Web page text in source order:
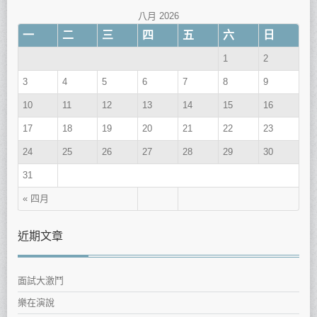
八月 2026
一 二 三 四 五 六 日
« 四月
1 2
3 4 5 6 7 8 9
10 11 12 13 14 15 16
17 18 19 20 21 22 23
24 25 26 27 28 29 30
31
近期文章
面試大激鬥
樂在演說